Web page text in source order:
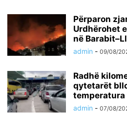
Përparon
Urdhërohet
në
admin - 09/08/
Radhë
qytetarët
temperatura
admin - 07/08/